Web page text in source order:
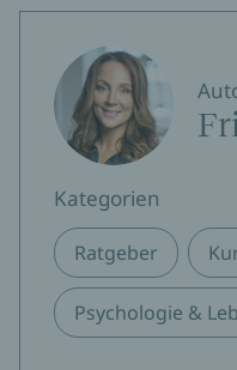
Kategorien
Ratgeber
Psychologie &